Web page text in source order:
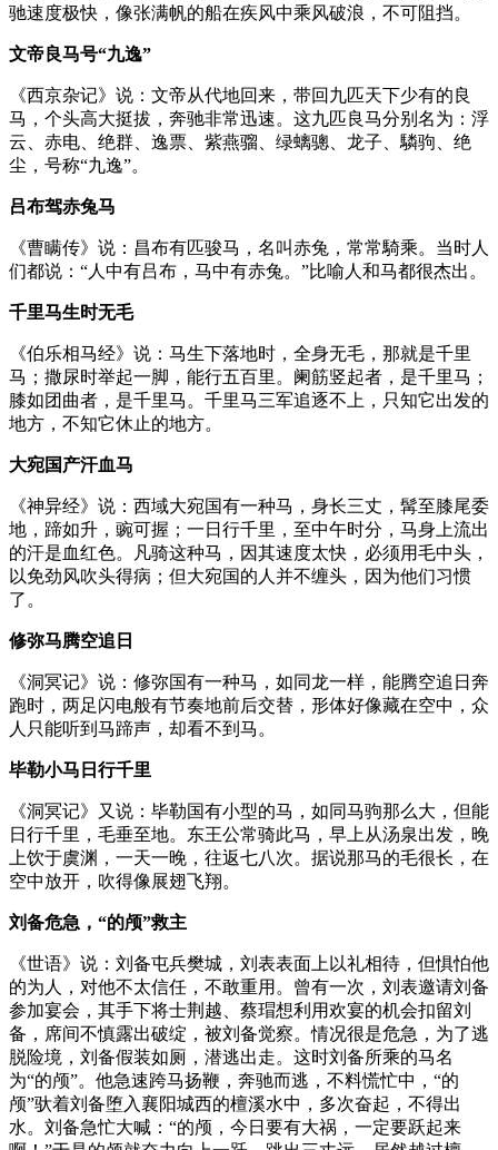
驰速度极快，像张满帆的船在疾风中乘风破浪，不可阻挡。
文帝良马号“九逸”
《西京杂记》说：文帝从代地回来，带回九匹天下少有的良
马，个头高大挺拔，奔驰非常迅速。这九匹良马分别名为：浮
云、赤电、绝群、逸票、紫燕骝、绿螭骢、龙子、驎驹、绝
尘，号称“九逸”。
吕布驾赤兔马
《曹瞒传》说：昌布有匹骏马，名叫赤兔，常常騎乘。当时人
们都说：“人中有吕布，马中有赤兔。”比喻人和马都很杰出。
千里马生时无毛
《伯乐相马经》说：马生下落地时，全身无毛，那就是千里
马；撒尿时举起一脚，能行五百里。阑筋竖起者，是千里马；
膝如团曲者，是千里马。千里马三军追逐不上，只知它出发的
地方，不知它休止的地方。
大宛国产汗血马
《神异经》说：西域大宛国有一种马，身长三丈，髯至膝尾委
地，蹄如升，豌可握；一日行千里，至中午时分，马身上流出
的汗是血红色。凡骑这种马，因其速度太快，必须用毛中头，
以免劲风吹头得病；但大宛国的人并不缠头，因为他们习惯
了。
修弥马腾空追日
《洞冥记》说：修弥国有一种马，如同龙一样，能腾空追日奔
跑时，两足闪电般有节奏地前后交替，形体好像藏在空中，众
人只能听到马蹄声，却看不到马。
毕勒小马日行千里
《洞冥记》又说：毕勒国有小型的马，如同马驹那么大，但能
日行千里，毛垂至地。东王公常骑此马，早上从汤泉出发，晚
上饮于虞渊，一天一晚，往返七八次。据说那马的毛很长，在
空中放开，吹得像展翅飞翔。
刘备危急，“的颅”救主
《世语》说：刘备屯兵樊城，刘表表面上以礼相待，但惧怕他
的为人，对他不太信任，不敢重用。曾有一次，刘表邀请刘备
参加宴会，其手下将士荆越、蔡瑁想利用欢宴的机会扣留刘
备，席间不慎露出破绽，被刘备觉察。情况很是危急，为了逃
脱险境，刘备假装如厕，潜逃出走。这时刘备所乘的马名
为“的颅”。他急速跨马扬鞭，奔驰而逃，不料慌忙中，“的
颅”驮着刘备堕入襄阳城西的檀溪水中，多次奋起，不得出
水。刘备急忙大喊：“的颅，今日要有大祸，一定要跃起来